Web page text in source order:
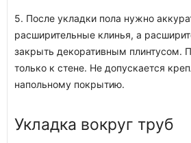
5. После укладки пола нужно
расширительные клинья, а
закрыть декоративным плинтусом.
только к стене. Не допускается
напольному покрытию.
Укладка вокруг труб